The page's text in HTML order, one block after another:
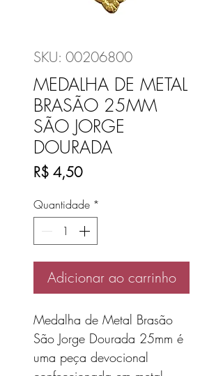
SKU: 00206800
MEDALHA DE METAL
BRASÃO 25MM
SÃO JORGE
DOURADA
R$ 4,50Preço
Quantidade *
Adicionar ao carrinho
Medalha de Metal Brasão
São Jorge Dourada 25mm é
uma peça devocional